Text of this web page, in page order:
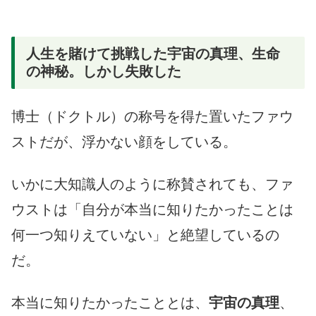
人生を賭けて挑戦した宇宙の真理、生命
の神秘。しかし失敗した
博士（ドクトル）の称号を得た置いたファウ
ストだが、浮かない顔をしている。
いかに大知識人のように称賛されても、ファ
ウストは「自分が本当に知りたかったことは
何一つ知りえていない」と絶望しているの
だ。
本当に知りたかったこととは、 宇宙の真理、